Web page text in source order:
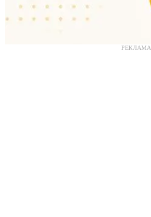
РЕКЛАМА